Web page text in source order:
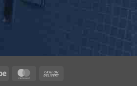
Stripe MasterCard